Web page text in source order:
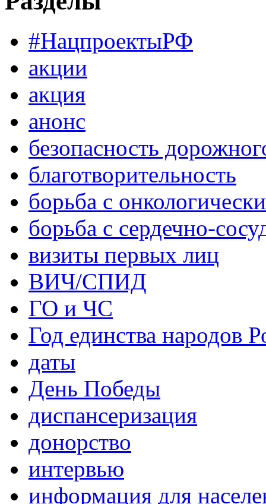
#НацпроектыРФ
акции
акция
анонс
безопасность
благотворительность
борьба с
борьба с сердечно-
визиты первых лиц
ВИЧ/СПИД
ГО и ЧС
Год единства народов
даты
День Победы
диспансеризация
донорство
интервью
информация для